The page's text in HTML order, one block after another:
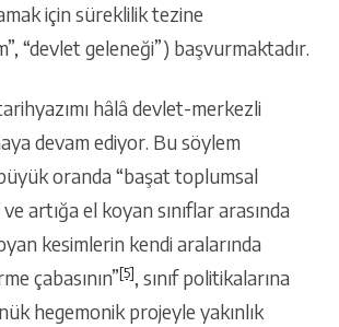
için süreklilik tezine
“devlet geleneği”) başvurmaktadır.
hâlâ devlet-merkezli
devam ediyor. Bu söylem
oranda “başat toplumsal
artığa el koyan sınıflar arasında
kesimlerin kendi aralarında
çabasının”[5], sınıf politikalarına
hegemonik projeyle yakınlık